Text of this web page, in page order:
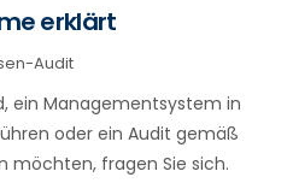
erklärt
Audit
ein Managementsystem in
oder ein Audit gemäß
möchten, fragen Sie sich.